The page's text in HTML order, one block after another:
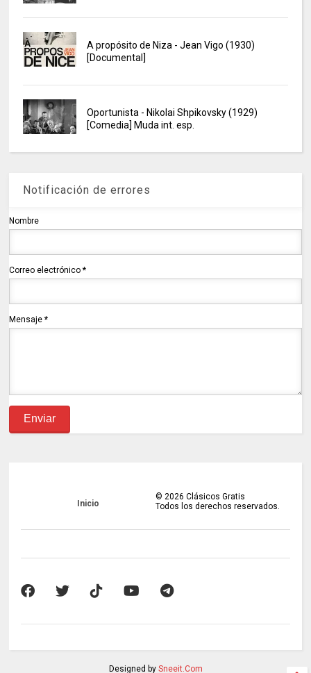
A propósito de Niza - Jean Vigo (1930)
[Documental]
Oportunista - Nikolai Shpikovsky (1929)
[Comedia] Muda int. esp.
Notificación de errores
Nombre
Correo electrónico*
Mensaje*
Inicio
© 2026 Clásicos Gratis
Todos los derechos reservados.
Designed by Sneeit.Com